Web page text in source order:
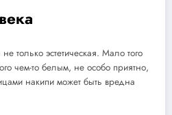
только эстетическая. Мало того
чем-то белым, не особо приятно,
накипи может быть вредна